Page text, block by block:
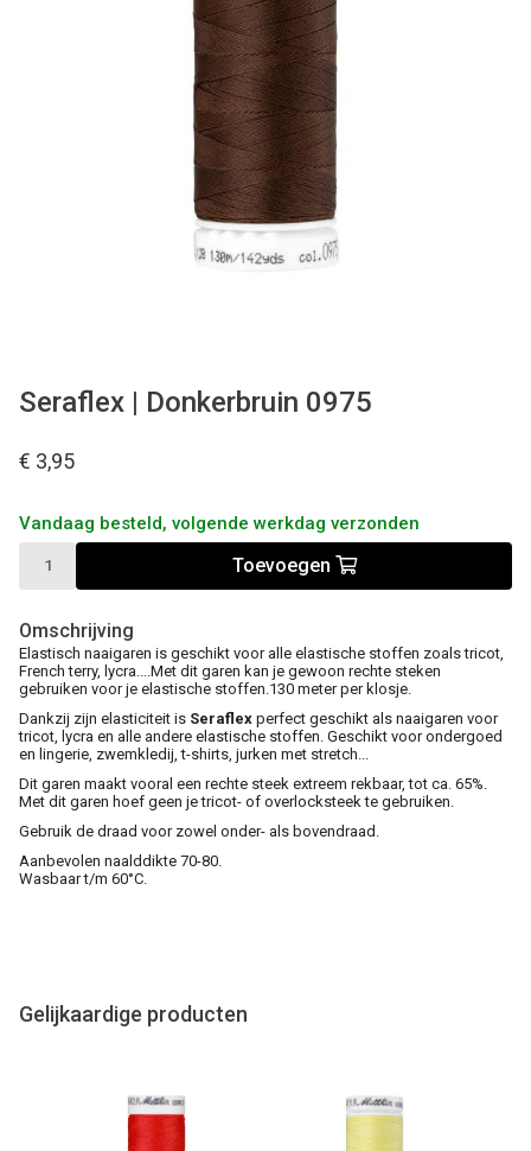
Seraflex | Donkerbruin 0975
€ 3,95
Vandaag besteld, volgende werkdag verzonden
Toevoegen
Omschrijving
Elastisch naaigaren is geschikt voor alle elastische stoffen zoals tricot,
French terry, lycra....Met dit garen kan je gewoon rechte steken
gebruiken voor je elastische stoffen.130 meter per klosje.
Dankzij zijn elasticiteit is Seraflex perfect geschikt als naaigaren voor
tricot, lycra en alle andere elastische stoffen. Geschikt voor ondergoed
en lingerie, zwemkledij, t-shirts, jurken met stretch...
Dit garen maakt vooral een rechte steek extreem rekbaar, tot ca. 65%.
Met dit garen hoef geen je tricot- of overlocksteek te gebruiken.
Gebruik de draad voor zowel onder- als bovendraad.
Aanbevolen naalddikte 70-80.
Wasbaar t/m 60°C.
Gelijkaardige producten